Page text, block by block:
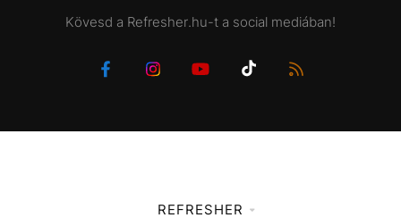
Kövesd a Refresher.hu-t a social mediában!
REFRESHER